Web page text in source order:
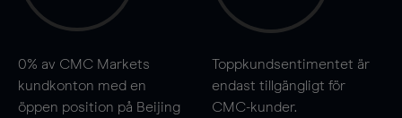
0% av CMC Markets
kundkonton med en
öppen position på Beijing
Toppkundsentimentet är
endast tillgängligt för
CMC-kunder.